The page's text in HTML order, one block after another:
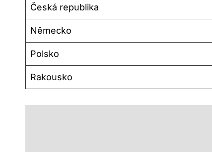
Česká republika
Německo
Polsko
Rakousko